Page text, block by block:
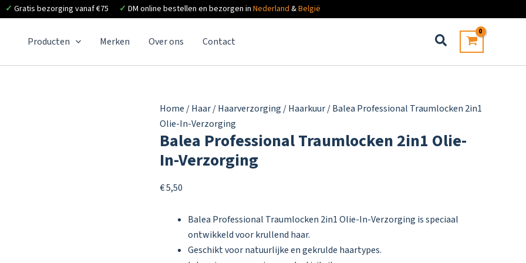
✓ Gratis bezorging vanaf €75 ✓ DM online bestellen en bezorgen in Nederland &België
Producten Merken Over ons Contact
Home /Haar/Haarverzorging /Haarkuur/ Balea Professional Traumlocken 2in1
Olie-In-Verzorging
Balea Professional Traumlocken 2in1 Olie-
In-Verzorging
€5,50
Balea Professional Traumlocken 2in1 Olie-In-Verzorging is speciaal
ontwikkeld voor krullend haar.
Geschikt voor natuurlijke en gekrulde haartypes.